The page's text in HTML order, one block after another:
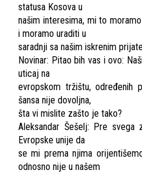
statusa Kosova u
našim interesima, mi to
i moramo uraditi u
saradnji sa našim iskrenim
Novinar: Pitao bih vas i ovo:
uticaj na
evropskom tržištu, određenih
šansa nije dovoljna,
šta vi mislite zašto je tako?
Aleksandar Šešelj: Pre
Evropske unije da
se mi prema njima
odnosno nije u našem